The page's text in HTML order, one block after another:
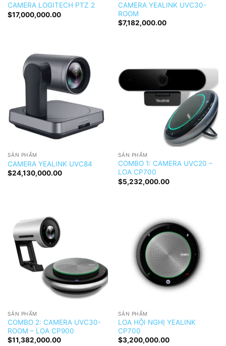
CAMERA LOGITECH PTZ 2
$17,000,000.00
CAMERA YEALINK UVC30-
ROOM
$7,182,000.00
SẢN PHẨM
CAMERA YEALINK UVC84
$24,130,000.00
SẢN PHẨM
COMBO 1: CAMERA UVC20 –
LOA CP700
$5,232,000.00
SẢN PHẨM
COMBO 2: CAMERA UVC30-
ROOM – LOA CP900
$11,382,000.00
SẢN PHẨM
LOA HỘI NGHỊ YEALINK
CP700
$3,200,000.00